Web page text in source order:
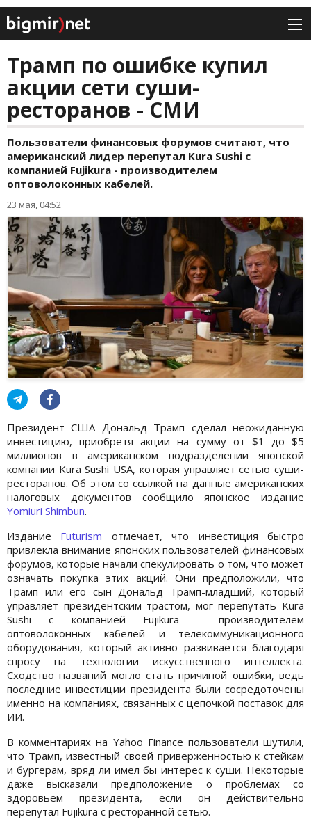
Трамп по ошибке купил
акции сети суши-
ресторанов - СМИ
Пользователи финансовых форумов считают, что
американский лидер перепутал Kura Sushi с
компанией Fujikura - производителем
оптоволоконных кабелей.
23 мая, 04:52
Президент США Дональд Трамп сделал неожиданную
инвестицию, приобретя акции на сумму от $1 до $5
миллионов в американском подразделении японской
компании Kura Sushi USA, которая управляет сетью суши-
ресторанов. Об этом со ссылкой на данные американских
налоговых документов сообщило японское издание
Yomiuri Shimbun.
Издание Futurism отмечает, что инвестиция быстро
привлекла внимание японских пользователей финансовых
форумов, которые начали спекулировать о том, что может
означать покупка этих акций. Они предположили, что
Трамп или его сын Дональд Трамп-младший, который
управляет президентским трастом, мог перепутать Kura
Sushi с компанией Fujikura - производителем
оптоволоконных кабелей и телекоммуникационного
оборудования, который активно развивается благодаря
спросу на технологии искусственного интеллекта.
Сходство названий могло стать причиной ошибки, ведь
последние инвестиции президента были сосредоточены
именно на компаниях, связанных с цепочкой поставок для
ИИ.
В комментариях на Yahoo Finance пользователи шутили,
что Трамп, известный своей приверженностью к стейкам
и бургерам, вряд ли имел бы интерес к суши. Некоторые
даже высказали предположение о проблемах со
здоровьем президента, если он действительно
перепутал Fujikura с ресторанной сетью.